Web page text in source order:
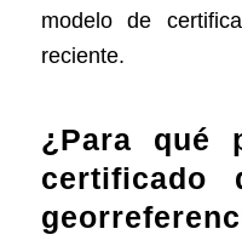
modelo de
reciente.
¿Para qué
certificado